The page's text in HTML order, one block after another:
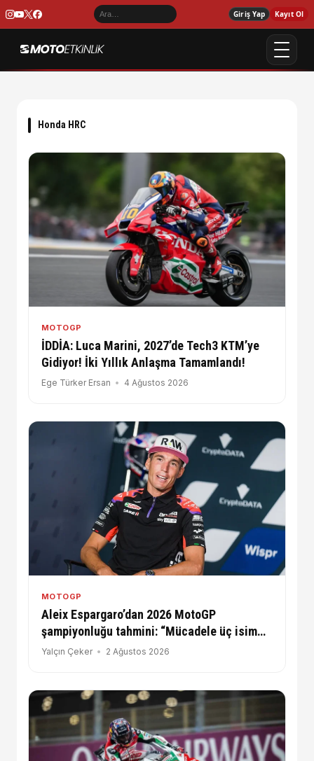
Giriş Yap Kayıt Ol
Honda HRC
MOTOGP
İDDİA: Luca Marini, 2027’de Tech3 KTM’ye
Gidiyor! İki Yıllık Anlaşma Tamamlandı!
Ege Türker Ersan 4 Ağustos 2026
MOTOGP
Aleix Espargaro’dan 2026 MotoGP
şampiyonluğu tahmini: “Mücadele üç isim
arasında geçecek”
Yalçın Çeker 2 Ağustos 2026